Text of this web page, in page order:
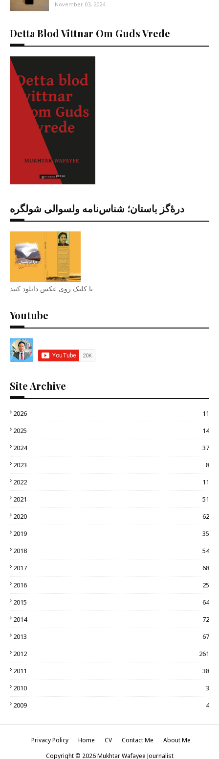
November 03, 2024
Detta Blod Vittnar Om Guds Vrede
درۀگز باستان؛ شناس‌نامه ولسوالی شولگره
با کلیک روی عکس دانلود کنید
Youtube
Site Archive
2026
11
2025
14
2024
37
2023
8
2022
11
2021
51
2020
62
2019
35
2018
54
2017
68
2016
25
2015
64
2014
72
2013
67
2012
261
2011
38
2010
3
2009
4
Privacy Policy Home CV Contact Me
About Me
Copyright © 2026Mukhtar Wafayee Journalist